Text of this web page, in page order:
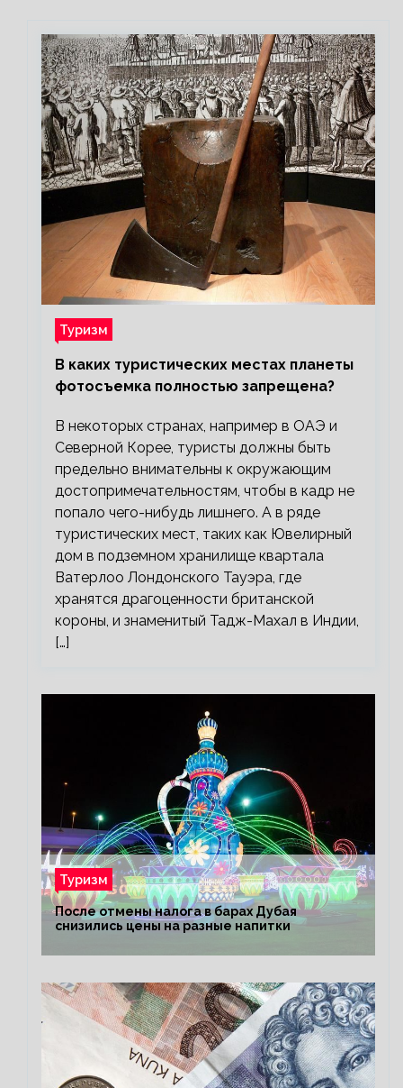
Туризм
В каких туристических местах планеты
фотосъемка полностью запрещена?
В некоторых странах, например в ОАЭ и
Северной Корее, туристы должны быть
предельно внимательны к окружающим
достопримечательностям, чтобы в кадр не
попало чего-нибудь лишнего. А в ряде
туристических мест, таких как Ювелирный
дом в подземном хранилище квартала
Ватерлоо Лондонского Тауэра, где
хранятся драгоценности британской
короны, и знаменитый Тадж-Махал в Индии,
[…]
Туризм
После отмены налога в барах Дубая
снизились цены на разные напитки